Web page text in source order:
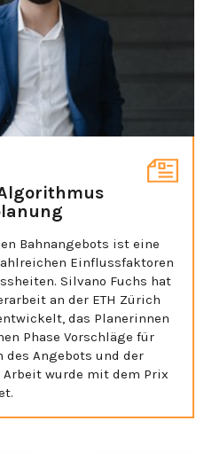
Algorithmus
Bahnangebots ist eine
Einflussfaktoren
Silvano Fuchs hat
an der ETH Zürich
das Planerinnen
Phase Vorschläge für
Angebots und der
wurde mit dem Prix